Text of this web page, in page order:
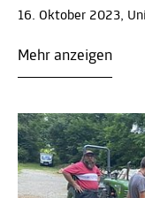
16. Oktober 2023,
Mehr anzeigen